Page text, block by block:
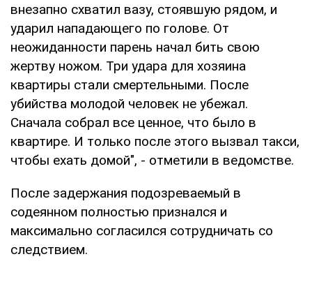
внезапно схватил вазу, стоявшую рядом, и
ударил нападающего по голове. От
неожиданности парень начал бить свою
жертву ножом. Три удара для хозяина
квартиры стали смертельными. После
убийства молодой человек не убежал.
Сначала собрал все ценное, что было в
квартире. И только после этого вызвал такси,
чтобы ехать домой", - отметили в ведомстве.
После задержания подозреваемый в
содеянном полностью признался и
максимально согласился сотрудничать со
следствием.